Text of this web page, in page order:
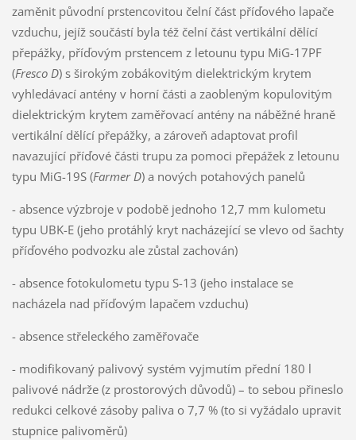
zaměnit původní prstencovitou čelní část příďového lapače
vzduchu, jejíž součástí byla též čelní část vertikální dělící
přepážky, příďovým prstencem z letounu typu MiG-17PF
(Fresco D) s širokým zobákovitým dielektrickým krytem
vyhledávací antény v horní části a zaobleným kopulovitým
dielektrickým krytem zaměřovací antény na náběžné hraně
vertikální dělící přepážky, a zároveň adaptovat profil
navazující příďové části trupu za pomoci přepážek z letounu
typu MiG-19S (Farmer D) a nových potahových panelů
- absence výzbroje v podobě jednoho 12,7 mm kulometu
typu UBK-E (jeho protáhlý kryt nacházející se vlevo od šachty
příďového podvozku ale zůstal zachován)
- absence fotokulometu typu S-13 (jeho instalace se
nacházela nad příďovým lapačem vzduchu)
- absence střeleckého zaměřovače
- modifikovaný palivový systém vyjmutím přední 180 l
palivové nádrže (z prostorových důvodů) – to sebou přineslo
redukci celkové zásoby paliva o 7,7 % (to si vyžádalo upravit
stupnice palivoměrů)